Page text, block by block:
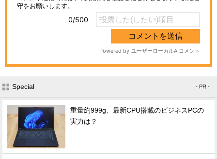
Special - PR -
重量約999g、最新CPU搭載のビジネスPCの
実力は？